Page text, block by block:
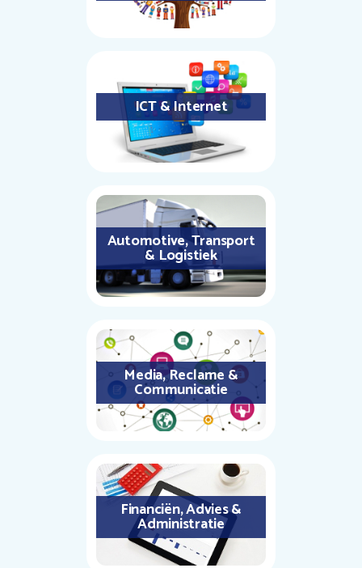
ICT & Internet
Automotive, Transport
& Logistiek
Media, Reclame &
Communicatie
Financiën, Advies &
Administratie